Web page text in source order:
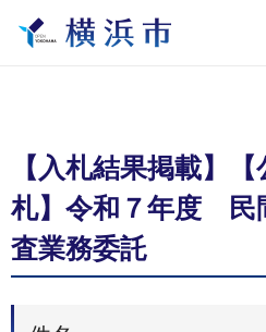
【入札結果掲載】
札】令和７年度 民
査業務委託